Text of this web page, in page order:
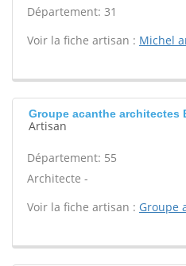
Département: 31
Voir la fiche artisan : Michel
Groupe acanthe architectes
Artisan
Département: 55
Architecte -
Voir la fiche artisan : Groupe